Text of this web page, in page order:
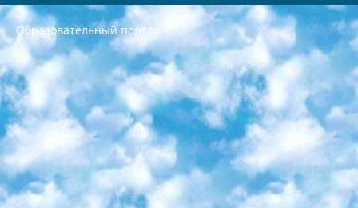
Образовательный портал
РЕСПУБЛИКА УЗБЕКИСТАН МИНИСТРЕРСТВО ДОШКОЛЬНОГО И ШКОЛЬНОГО ОБРАЗОВАНИЯ КОМАНДА в общеобразовательных учреждениях в 2023-2024 учебном году организация и проведение итоговой государственной аттестации обучающихся о Министра дошкольного и школьного образования Республики Узбекистан от 4 марта 2008 года (постановлением Минюста от 20 марта 2008 года № 1778 государственной регистрации) «Итоговое состояние учащихся общего среднего образования на основании положения об утверждении положения об аттестации общего среднего образования выпускной экзамен студентов в образовательных учреждениях в 2023-2024 учебном году В целях организации и прохождения аттестации приказываю: 1. Следующее: перечень предметов, по которым будет проводиться итоговая государственная аттестация и экзамен формы перевода согласно приложению 1; сертификаты международного образца, оценивающие уровень владения иностранными языками перечень согласно приложению 2; 2. Педагогический при специализированных образовательных учреждениях. научно-практический центр квалификации и международной оценки (Д.Давидова) 2024 г. До 25 марта: задания по предметам, по которым будет проводиться итоговая аттестация разработка и утверждение технических условий; итоговая аттестация на основании разработанного предметного задания разработка вопросов по предметам (устно и письменно), экзамен передача; общеобразовательные средние школы и специальные учебные заведения учащиеся выпускных классов школ и интернатов в агентской системе подготовка базы данных экзаменационных материалов и критериев оценки; перевод базы экзаменационных материалов на все языки обучения подать в Республиканский образовательный центр для изготовления; варианты экзаменов на основе разработанных контрольных материалов пусть будут поставлены задачи формирования. 3. Республиканский образовательный центр (Ш.Худайкулов) до 5 апреля 2024 года. до: база данных предоставленных экзаменационных материалов на все языки обучения перевод и экспертиза; для слепых, слабовидящих, глухих, слабослышащих и умственно отсталых детей учащиеся выпускных классов специализированных школ и школ-интернатов база данных экзаменационных материалов на всех преподаваемых языках подготовка критериев оценки; специализированные школы для умственно отсталых детей и технологии для учащихся выпускных классов школ-интернатов разработка соответствующих рекомендаций и критериев проведения ЕГЭ по естествознанию давать задания. 4. Педагогический при специализированных образовательных учреждениях. Научно-практический центр навыков и международной оценки (Д.Давидова), Республика образовательный центр (Худайкулов Ш.) итоговый государственный аттестационный экзамен ориентирован на творческое и логическое мышление при подготовке базы материалов учитывать введение заданий. 5. Следует отметить, что: сертификат государственного образца о знании общеобразовательного предмета и как минимум национальный уровень B1 по предметам на иностранных языках, указанным в Приложении 2. или международно признанный сертификат эквивалентного уровня студенты, изучающие определенный предмет, освобождаются от экзамена; по соответствующим предметам запланирована итоговая государственная аттестация за день до дня, путем жеребьевки Рабочей группой (в письменной форме по предметам, проводимым в форме) из числа сформированных вариантов выбрано 2 варианта; 2 выбранных варианта экзамена анонсированы на официальном сайте министерства и все выпускники по всей стране на основе этих вариантов проводит итоговую государственную аттестацию. 6. Государственное образование учащихся средних общеобразовательных учреждений. знания в соответствии с квалификационными требованиями, которые необходимо приобрести на основании стандартов итоговый (выпускной) контроль для 9 и 11 классов в целях тестирования Экзамены (далее – экзамены) состоят из предметов, перечисленных в приложении 1. будет сделано. 7. Экзамены пройдут с 26 мая по 15 июня 2024 г. (кроме науки физического воспитания). 8. Физическая для учащихся 9 классов общесредних образовательных учреждений. Экзамены по предмету «Образование, квалификация медицина» 1-6 мая 2024 года. сотрудники перевести под присмотр (с отклонениями в физическом или умственном развитии) специализированная школа для детей, школы-интернаты и со сколиозом школы-интернаты санаторного типа для больных детей исключены). 9. Он был слепым, слабовидящим и имел нарушения опорно-двигательного аппарата. экзамены в специализированных школах и интернатах для детей должны проводиться исходя из требований, предъявляемых к общеобразовательным учреждениям (физкультура кроме науки). 10. Специализированная школа для глухих и слабослышащих детей. и экзамены в интернатах и быть реализован в виде письменного теста по математике. 11. Специальность для умственно отсталых детей. Для 9 класса Родной язык и литературное письмо Государственный язык (язык обучения – узбекский). для неклассов) написано Математическое письмо Письменная/устная история Узбекистана Физическое воспитание практично Итоговый контроль Для 11 класса Написание родного языка и литературы (эссе) Математическое письмо Узбекский язык (обучение на узбекском языке) не посещающее общее среднее образование для учреждений)/Образовательное учреждение выбор письменный и устный Иностранный язык письменный/устный Письменная/устная история Узбекистана *По выбору студента:  Химия  Физика  Основы государственного права  География 10 бесплатных образовательных ресурсов - Мы составили подборку онлайн-проектов с интерактивными упражнениями, видеолекциями и статьями. Они помогут вам обрести новые и освежить старые знания бесплатно. 1. «ИНТУИТ» Старейшая образовательная площадка Рунета. Здесь вы найдёте сотни текстовых и видеокурсов на десятки различных тем — от программирования до психологии. Многие курсы подготовлены российскими университетами и крупными международными компаниями вроде Intel и Microsoft. Самостоятельное обучение бесплатное, но желающие могут оплатить услуги персональных наставников. 2. «Смартия» знакомит с актуальными профессиями и подсказывает, как им обучаться. Выбрав заинтересовавшую вас специальность — SMM-специалист, фотограф, веб-дизайнер или другую, — увидите список необходимых для неё умений. Чтобы вы могли освоить их самостоятельно, для каждого умения площадка отображает подборку ссылок на учебные материалы. Хотя «Смартия» ориентируется на русскоязычную аудиторию, часть контента всё же доступна только на английском. 3. «Лекторий Физтеха» Проект Московского физико-технического института (Физтеха). С его помощью вы можете смотреть онлайн серии лекций, записанные на видео в этом вузе. В числе доступных предметов — физика, биология, химия, информационные технологии и другие. К некоторым лекциям администрация ресурса прилагает готовые конспекты, которые можно скачивать в PDF-формате. 4. ITMOcourses Онлайн-площадка Санкт-Петербургского национального исследовательского университета информационных технологий, механики и оптики (ИТМО). Ресурс предоставляет свободный доступ к курсам, разработанным в этом вузе. Каталог материалов разбит на четыре категории: «Оптические системы и технологии», «Приборостроение и робототехника», «Информационные технологии» и «Биотехнологии». Курсы состоят из видеолекций, интерактивных демонстраций и заданий. 5. «КиберЛенинка» Электронная научная библиотека открытого доступа. Каталог площадки регулярно обрастает текстами статей из различных научных изданий. Сгруппированные по журналам и рубрикам публикации можно читать онлайн или скачивать целиком в PDF-формате. Проект нацелен на популяризацию науки за счёт открытого доступа к качественной информации. 6. «ПостНаука» На этом ресурсе публикуют подборки видеолекций, составленные экспертами из разных отраслей и объединённые общими темами. Среди них, к примеру, есть серии «Биоинформатика и геномика», «Культура средневековой Скандинавии» и Cinema Studies о теории кино. Каждая подборка лекций — логически связанная история, рассказанная экспертом от первого лица. Кроме того, на сайте появляются научно-образовательные статьи и тесты на разные темы. 7. «Newочём» Команда проекта «Newочём» отбирает самые интересные тексты из англоязычных СМИ и переводит те из них, за которые голосуют участники сообщества «ВКонтакте». По большей части это научно-популярные статьи. Редакторы придумывают лишь заголовки, в остальном содержание переводов соответствует оригиналам. Полные тексты можно читать прямо в социальной сети. 8. InternetUrok Онлайн-база материалов по основным дисциплинам школьной программы. Информация на сайте структурирована по классам, предметам и темам (урокам). Каждый урок состоит из видеолекций и конспектов. Есть также интерактивные тренажёры и тесты для закрепления пройденного материала. Даже если вы давно окончили школу, возможность повторить программу старших классов всегда может пригодиться. 9. Edutainme Ещё один ресурс об образовании. В отличие от Newtonew, как мне кажется, Edutainme больше ориентируется на представителей индустрии: педагогов, предпринимателей, разработчиков образовательных проектов. Но и любой, кто просто стремится к саморазвитию, найдёт на сайте много полезного и интересного для себя. Например, информацию о новых курсах и образовательных сервисах. 10. Newtonew Онлайн-медиа об образовании и обучении в широком смысле. Авторы Newtonew пишут об инструментах, заведениях, тактиках и стратегиях, которые помогают учить других и получать новые знания самостоятельно. На этой площадке вы найдёте новости, обзоры, аналитические мат